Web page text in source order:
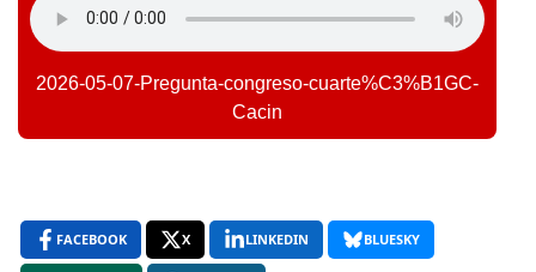
2026-05-07-Pregunta-congreso-cuarte%C3%B1GC-
Cacin
FACEBOOK X LINKEDIN BLUESKY